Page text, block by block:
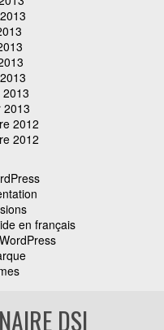
2013
2012
2012
en français
DSI